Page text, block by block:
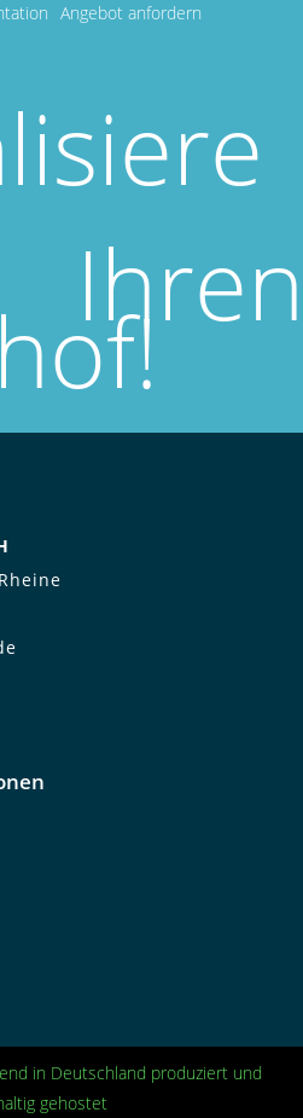
Angebot anfordern
Ihren
in Deutschland produziert und
gehostet